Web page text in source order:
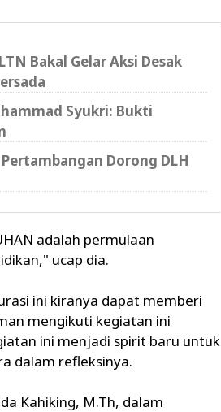
Bakal Gelar Aksi Desak
Syukri: Bukti
Dorong DLH
adalah permulaan
ucap dia.
ini kiranya dapat memberi
mengikuti kegiatan ini
ini menjadi spirit baru untuk
dalam refleksinya.
Kahiking, M.Th, dalam